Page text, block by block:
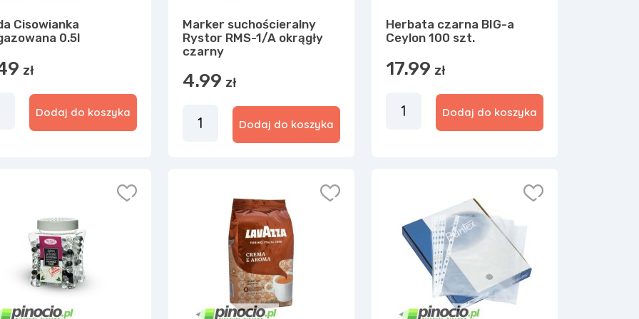
Cisowianka
0.5l
zł
Dodaj do koszyka
Marker suchościeralny
Rystor RMS-1/A okrągły
czarny
4.99 zł
Dodaj do koszyka
Herbata czarna BIG-a
Ceylon 100 szt.
17.99 zł
Dodaj do koszyka